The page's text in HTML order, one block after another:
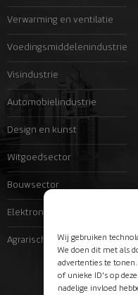
Wij gebruiken
We doen dit met als
advertenties te
of unieke ID's op
nadelige invloed
Verwarming en ventilatie
Voedingsmiddelenindustrie
Visindustrie
Automobielindustrie
Design en kunst
Witgoedsector
Bouwsector
Elektronicabranche
Agrarische sector